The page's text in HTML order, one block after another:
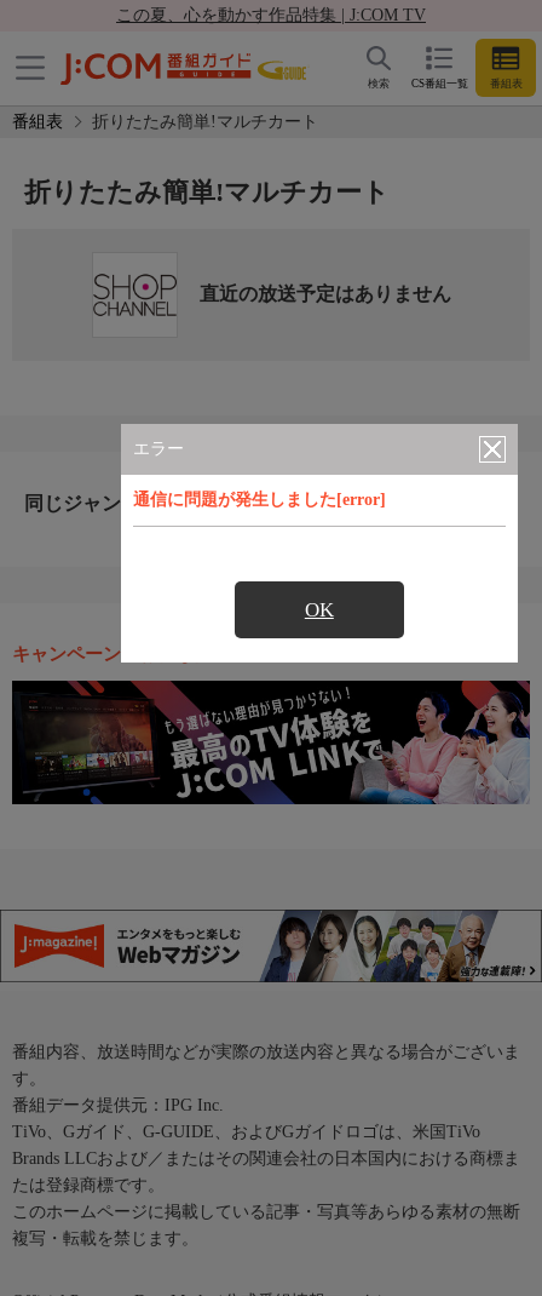
この夏、心を動かす作品特集 | J:COM TV
CS番組一覧 番組表
検索
番組表 折りたたみ簡単!マルチカート
エラー
通信に問題が発生しました[error]
OK
折りたたみ簡単!マルチカート
直近の放送予定はありません
同じジャンルのおすすめ番組
キャンペーン・お得な情報
番組内容、放送時間などが実際の放送内容と異なる場合がございま
す。
番組データ提供元：IPG Inc.
TiVo、Gガイド、G-GUIDE、およびGガイドロゴは、米国TiVo
Brands LLCおよび／またはその関連会社の日本国内における商標ま
たは登録商標です。
このホームページに掲載している記事・写真等あらゆる素材の無断
複写・転載を禁じます。